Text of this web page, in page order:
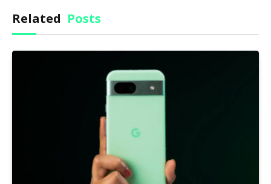
Related Posts